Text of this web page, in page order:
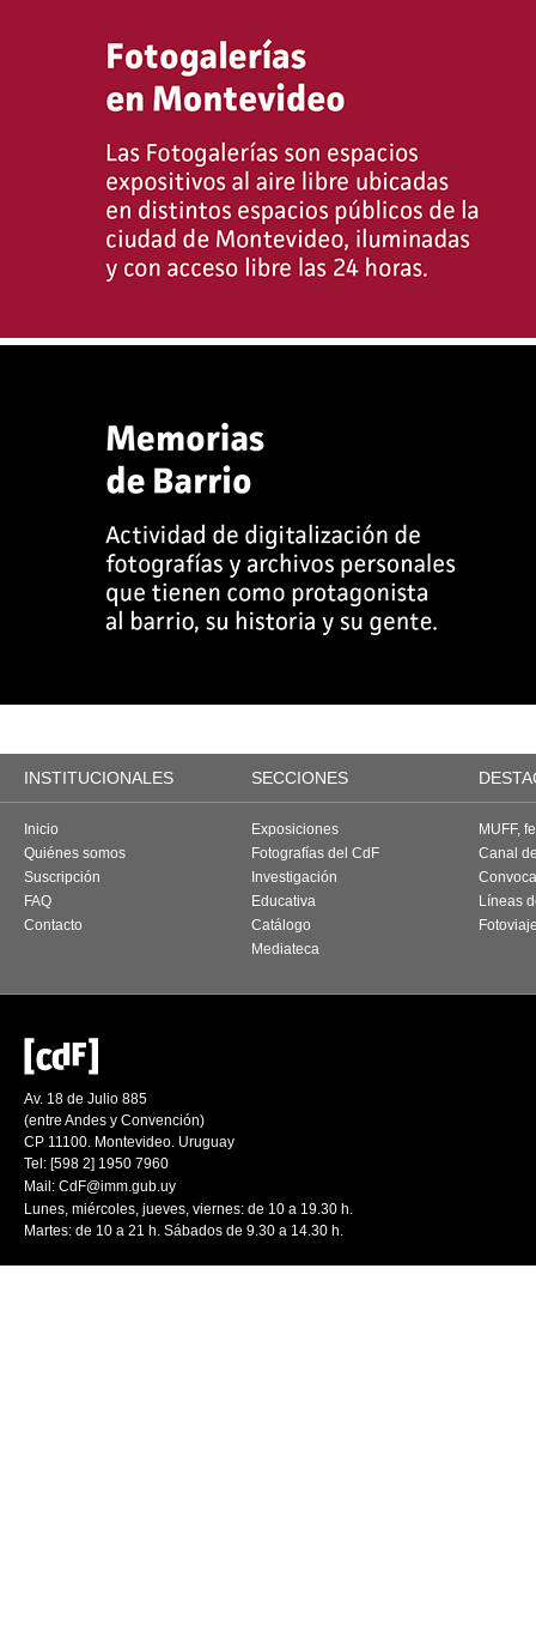
INSTITUCIONALES SECCIONES
Inicio
Quiénes somos
Suscripción
FAQ
Contacto
Exposiciones
Fotografías del CdF
Investigación
Educativa
Catálogo
Mediateca
MUFF,
Canal
Líneas
Av. 18 de Julio 885
(entre Andes y Convención)
CP 11100. Montevideo. Uruguay
Tel: [598 2] 1950 7960
Mail: CdF@imm.gub.uy
Lunes, miércoles, jueves, viernes: de 10 a 19.30 h.
Martes: de 10 a 21 h. Sábados de 9.30 a 14.30 h.